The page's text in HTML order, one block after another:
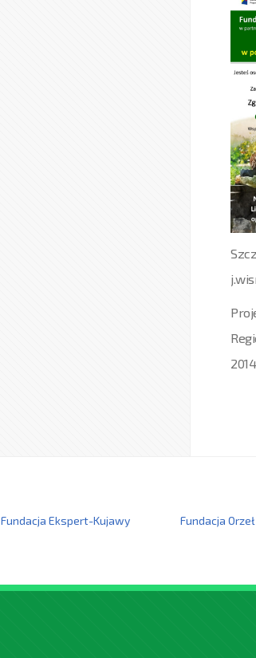
Fundacja Ekspert-Kujawy Fundacja Orzeł